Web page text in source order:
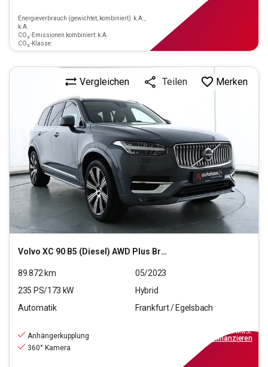
Energieverbrauch (gewichtet, kombiniert): k.A.,
k.A.
CO₂-Emissionen kombiniert: k.A.
CO₂-Klasse:
Volvo XC 90 B5 (Diesel) AWD Plus Bright (EURO 6d)
Vergleichen Teilen Merken
89.872 km
05/2023
235 PS/173 kW
Hybrid
Automatik
Frankfurt / Egelsbach
Anhängerkupplung
360° Kamera
inkl.MwSt.
finanzieren